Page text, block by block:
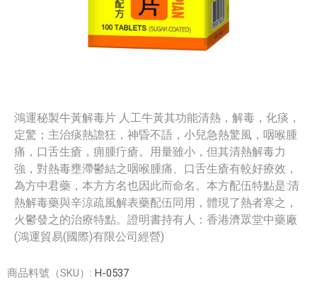
鴻運秘製牛黃解毒片 人工牛黃其功能清熱，解毒，化痰，
定驚；主治痰熱譫狂，神昏不語，小兒急熱驚風，咽喉腫
痛，口舌生瘡，痈腫疔瘡。用量雖小，但其清熱解毒力
強，對熱毒壅滯鬱結之咽喉腫痛、口舌生瘡有較好療效，
為方中君藥，本方方名也因此而命名。本方配伍特點是:清
熱解毒藥與辛涼疏風解表藥配伍同用，體現了熱者寒之，
火鬱發之的治療特點。證明書持有人：香港濟眾堂中藥廠
(鴻運貿易(國際)有限公司經營)
商品料號（SKU）: H-0537